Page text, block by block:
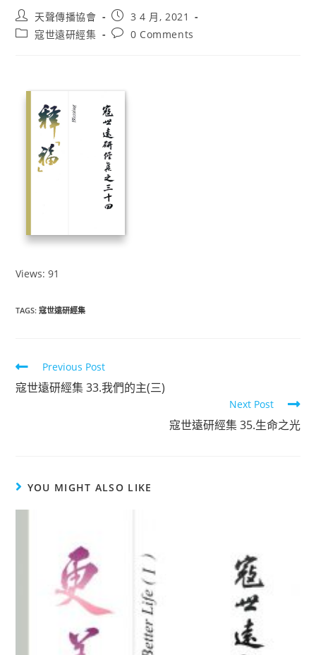
天聲傳播協會
3 4 月, 2021
寇世遠研經集
0 Comments
Views: 91
TAGS:寇世遠研經集
Previous Post
寇世遠研經集 33.我們的主(三)
Next Post
寇世遠研經集 35.生命之光
YOU MIGHT ALSO LIKE